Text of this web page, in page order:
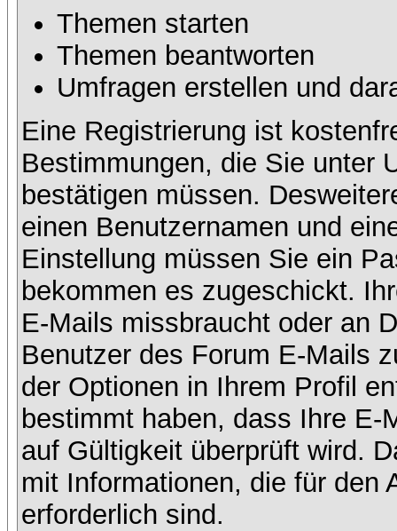
Themen starten
Themen beantworten
Umfragen erstellen und
Eine Registrierung ist
Bestimmungen, die Sie unter
bestätigen müssen.
einen Benutzernamen und
Einstellung müssen Sie ein
bekommen es zugeschickt.
E-Mails missbraucht oder an
Benutzer des Forum E-Mails
der Optionen in Ihrem Profil
bestimmt haben, dass Ihre E-
auf Gültigkeit überprüft wird.
mit Informationen, die für den
erforderlich sind.